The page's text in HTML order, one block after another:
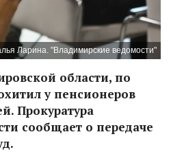
Ларина. "Владимирские ведомости"
области, по
у пенсионеров
Прокуратура
сообщает о передаче